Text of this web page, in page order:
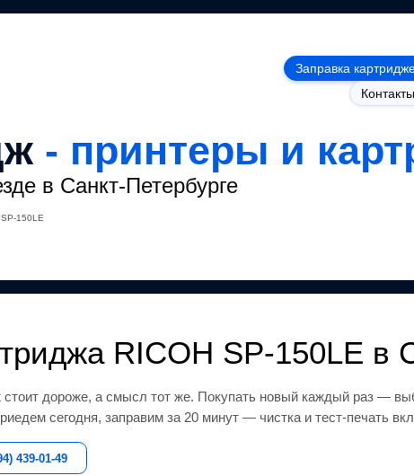
Заправка
Контакты
- принтеры и
в Санкт-Петербурге
SP-150LE
RICOH SP-150LE в
дороже, а смысл тот же. Покупать новый каждый раз —
сегодня, заправим за 20 минут — чистка и тест-печать
439-01-49